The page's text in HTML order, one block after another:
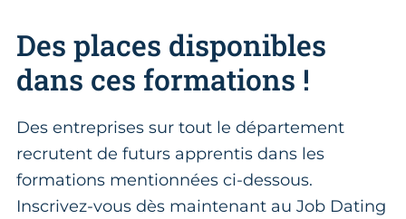
Des places disponibles
dans ces formations !
Des entreprises sur tout le département
recrutent de futurs apprentis dans les
formations mentionnées ci-dessous.
Inscrivez-vous dès maintenant au Job Dating